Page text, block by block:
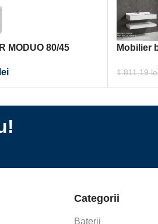
MODUO 80/45
lei
Mobilier
1.811,19
Categorii
Baterii